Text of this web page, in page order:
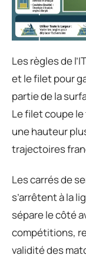
Les règles de
et le filet pour
partie de la
Le filet coupe
une hauteur
trajectoires
Les carrés de
s’arrêtent à la
sépare le côté
compétitions,
validité des